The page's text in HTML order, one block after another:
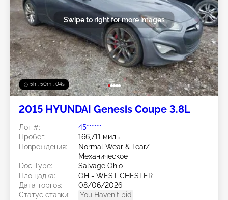
5h : 50m : 01s
Swipe to right for more images
2015 HYUNDAI Genesis Coupe 3.8L
Лот #:
45******
Пробег:
166,711 миль
Повреждения:
Normal Wear & Tear/
Механическое
Doc Type:
Salvage Ohio
Площадка:
OH - WEST CHESTER
Дата торгов:
08/06/2026
Статус ставки:
You Haven't bid